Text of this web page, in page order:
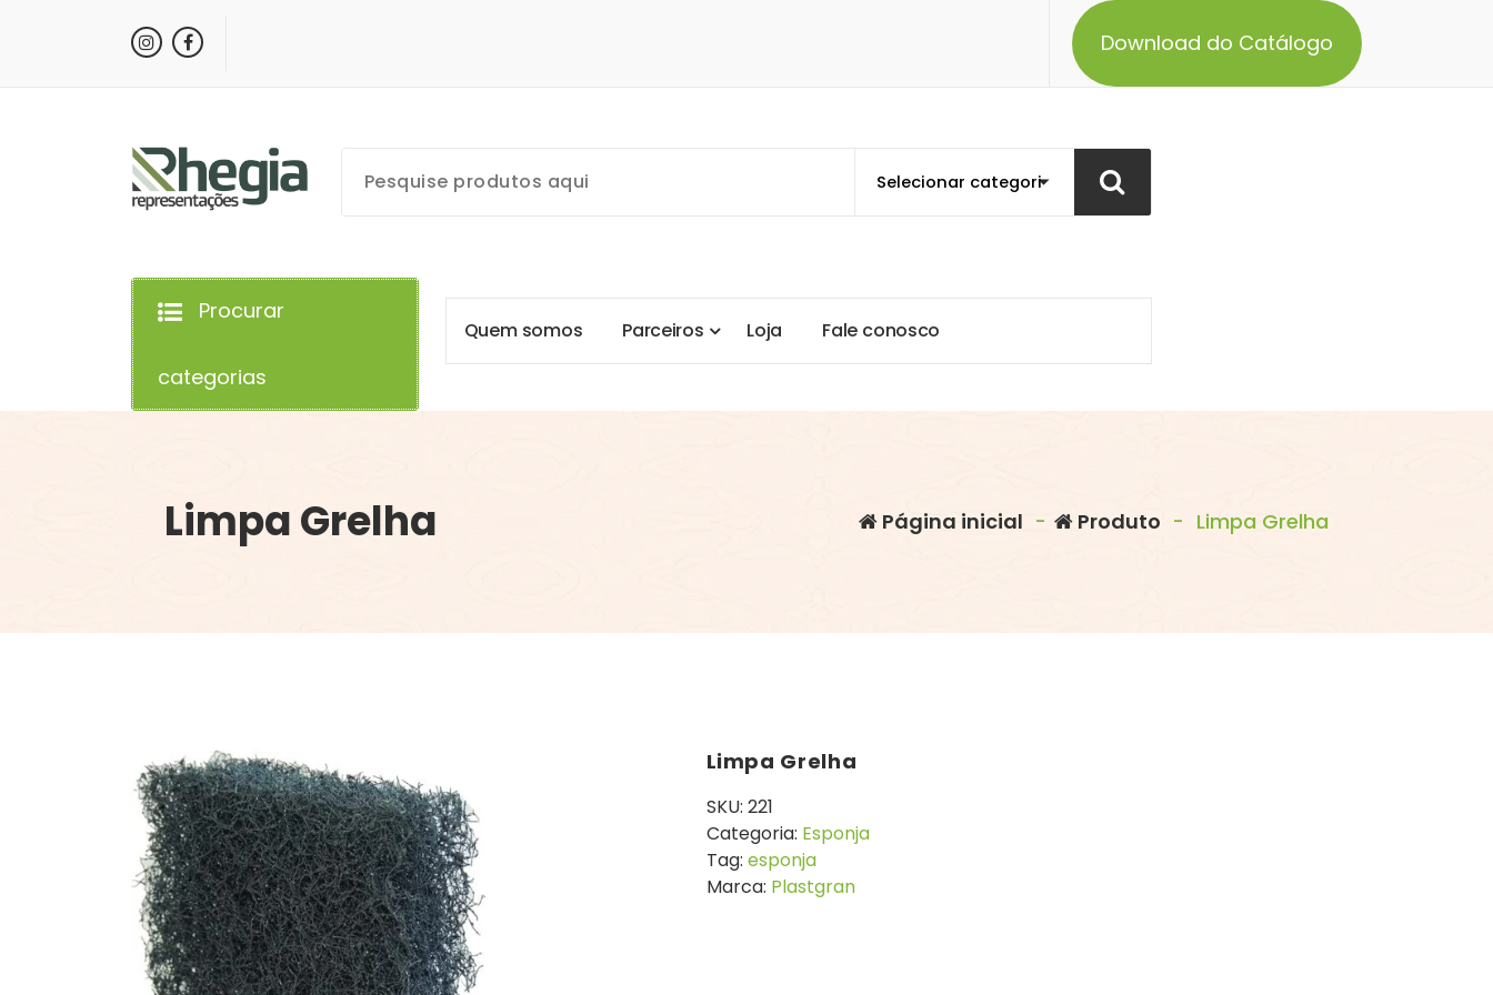
Download do Catálogo
Procurar
categorias
Quem somos Parceiros Loja Fale conosco
Limpa Grelha Página inicial - Produto - Limpa Grelha
Limpa Grelha
SKU: 221
Categoria: Esponja
Tag: esponja
Marca: Plastgran